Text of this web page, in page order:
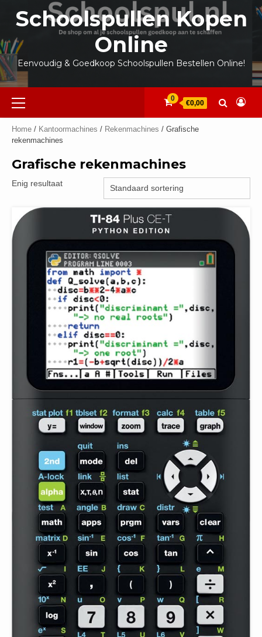
inhoud
Schoolspullen Kopen
Online
Eenvoudig & Goedkoop Schoolspullen Bestellen Online!
Primair
menu
0
€0,00
Home / Kantoormachines / Rekenmachines / Grafische
rekenmachines
Grafische rekenmachines
Enig resultaat